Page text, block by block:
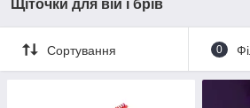
Щіточки для вій і брів
Сортування 0